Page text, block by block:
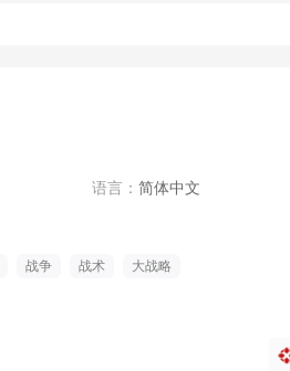
语言： 简体中文
战争 战术 大战略